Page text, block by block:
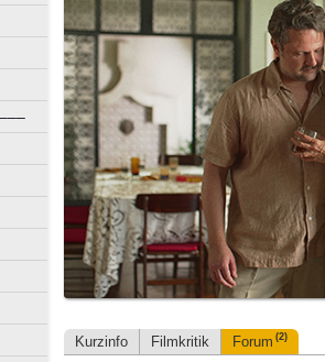
Kurzinfo Filmkritik Forum (2)